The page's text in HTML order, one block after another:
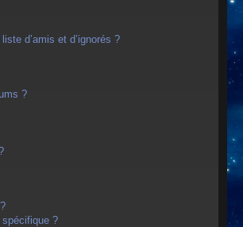
d’amis et d’ignorés ?
?
spécifique ?